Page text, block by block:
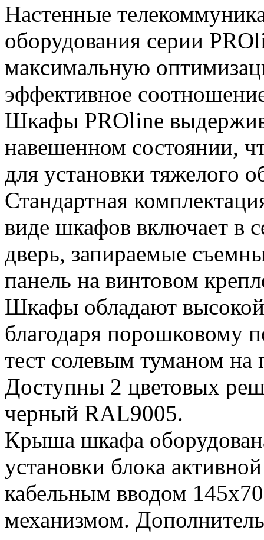
Настенные
оборудования серии
максимальную
эффективное
Шкафы PROline
навешенном состоянии,
для установки тяжелого
Стандартная
виде шкафов включает в
дверь, запираемые
панель на винтовом
Шкафы обладают
благодаря
тест солевым туманом на
Доступны 2 цветовых
черный RAL9005.
Крыша шкафа
установки блока
кабельным вводом
механизмом.